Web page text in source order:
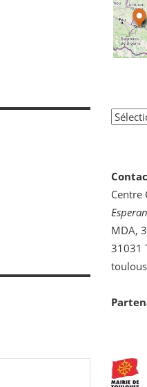
Centre
MDA,
31031